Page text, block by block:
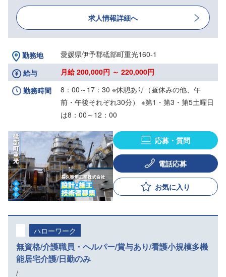
求人情報詳細へ
勤務地
愛媛県伊予郡砥部町重光160-1
給与
月給 200,000円 ～ 220,000円
勤務時間
8：00～17：30 ※休憩あり（昼休みの他、午
前・午後それぞれ30分） ※第1・第3・第5土曜日
は8：00～12：00
応募・質問
電話応募
お気に入り
ハローワーク
無資格/介護職員・ヘルパー/賞与あり/看護小規模多機
能居宅介護/日勤のみ
/